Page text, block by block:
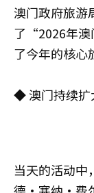
澳门政府旅游
了“2026年澳
了今年的核心
◆ 澳门持续扩
当天的活动